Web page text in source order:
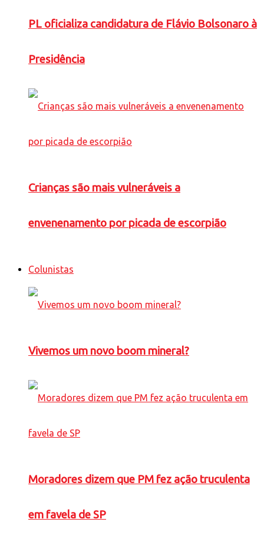
PL oficializa candidatura de Flávio Bolsonaro à
Presidência
Crianças são mais vulneráveis a
envenenamento por picada de escorpião
Colunistas
Vivemos um novo boom mineral?
Moradores dizem que PM fez ação truculenta
em favela de SP